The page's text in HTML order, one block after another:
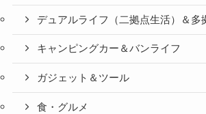
デュアルライフ（二拠点生活）＆多
キャンピングカー＆バンライフ
ガジェット＆ツール
食・グルメ